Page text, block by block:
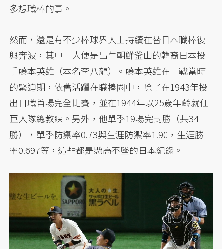
多想職棒的事。
然而，還是有不少棒球界人士持續在替日本職棒復
興奔波，其中一人便是出生朝鮮釜山的韓裔日本投
手藤本英雄（本名李八龍）。藤本英雄在二戰當時
的緊迫期，依舊活躍在職棒圈中，除了在1943年投
出日職首場完全比賽，並在1944年以25歲年齡就任
巨人隊總教練。另外，他單季19場完封勝（共34
勝），單季防禦率0.73與生涯防禦率1.90，生涯勝
率0.697等，這些都是懸高不墜的日本紀錄。